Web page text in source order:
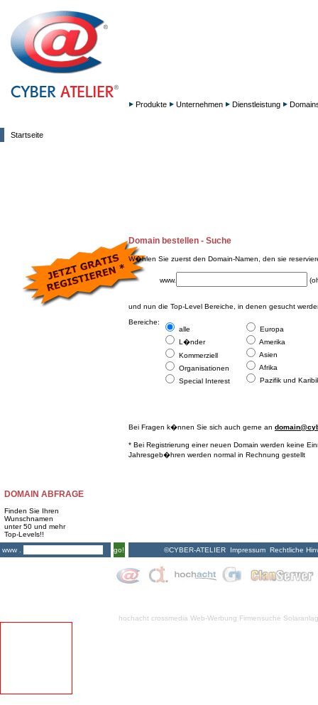
Startseite
DOMAIN ABFRAGE
Finden Sie Ihren
Wunschnamen
unter 50 und mehr
Top-Levels!!
www .
go!
Produkte Unternehmen Dienstleistung
Domain bestellen - Suche
W�hlen Sie zuerst den Domain-Namen, den sie
www.
und nun die Top-Level Bereiche, in denen gesucht
Bereiche:
alle
L�nder
Kommerziell
Organisationen
Special Interest
Europa
Amerika
Asien
Afrika
Pazifik und
Bei Fragen k�nnen Sie sich auch gerne an
* Bei Registrierung einer neuen Domain werden keine
Jahresgeb�hren werden normal in Rechnung gestellt
©CYBER-ATELIER Impressum Rechtliche
hochacht crossmedia Web-Werbung Firmensuche